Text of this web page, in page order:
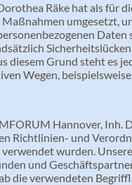
Räke hat als für
umgesetzt,
Daten
diesem Grund steht es
Wegen,
Hannover, Inh.
Richtlinien- und
wurden.
und
die verwendeten